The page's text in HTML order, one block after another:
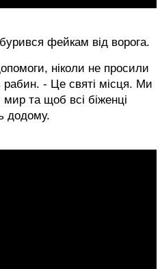
фейкам від ворога.
ніколи не просили
- Це святі місця. Ми
та щоб всі біженці
додому.